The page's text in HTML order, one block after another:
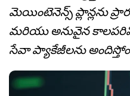
మెయింటెనెన్స్ ప్లాన్లను
మరియు అనువైన
సేవా ప్యాకేజీలను